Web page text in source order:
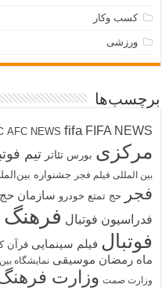
کسب وکار
ورزشی
برچسب‌ها
AFC NEWS fifa FIFA NEWS
مرکزی بورس تئاتر تیم
بین المللی فیلم فجر جشنواره
فجر
حج تمتع خودرو سازمان
فدراسیون فوتبال فرهنگ
فوتبال فیلم سینمایی قرآن
ماه رمضان موسیقی نمایشگاه
وزارت صمت وزارت